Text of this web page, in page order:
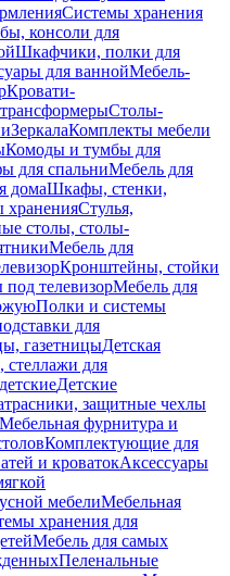
Системы хранения
консоли для
Шкафчики, полки для
для ваннойМебель-
Кровати-
Столы-
ЗеркалаКомплекты мебели
Комоды и тумбы для
для спальниМебель для
домаШкафы, стенки,
храненияСтулья,
столы, столы-
Мебель для
Кронштейны, стойки
телевизорМебель для
Полки и системы
для
газетницыДетская
стеллажи для
Детские
защитные чехлы
Мебельная фурнитура и
Комплектующие для
и кроватокАксессуары
мебелиМебельная
хранения для
Мебель для самых
Пеленальные